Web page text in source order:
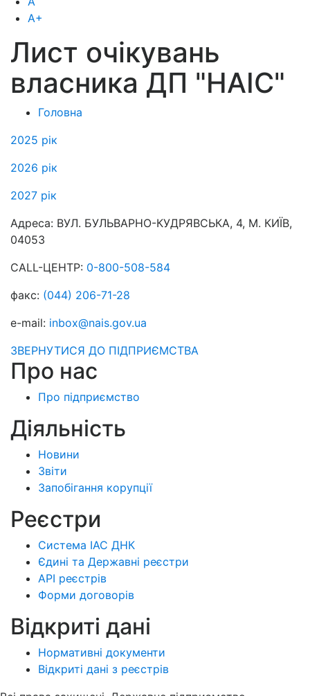
А+
Лист очікувань
власника ДП "НАІС"
Головна
2025 рік
2026 рік
2027 рік
Адреса: ВУЛ. БУЛЬВАРНО-КУДРЯВСЬКА, 4, М. КИЇВ,
04053
CALL-ЦЕНТР: 0-800-508-584
факс: (044) 206-71-28
e-mail: inbox@nais.gov.ua
ЗВЕРНУТИСЯ ДО ПІДПРИЄМСТВА
Про нас
Про підприємство
Діяльність
Новини
Звіти
Запобігання корупції
Реєстри
Система ІАС ДНК
Єдині та Державні реєстри
API реєстрів
Форми договорів
Відкриті дані
Нормативні документи
Відкриті дані з реєстрів